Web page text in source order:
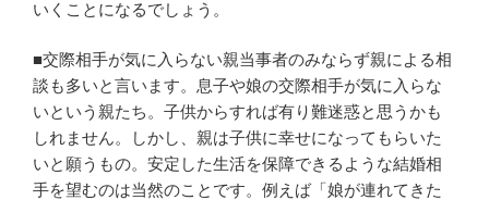
いくことになるでしょう。
■交際相手が気に入らない親当事者のみならず親による相
談も多いと言います。息子や娘の交際相手が気に入らな
いという親たち。子供からすれば有り難迷惑と思うかも
しれません。しかし、親は子供に幸せになってもらいた
いと願うもの。安定した生活を保障できるような結婚相
手を望むのは当然のことです。例えば「娘が連れてきた